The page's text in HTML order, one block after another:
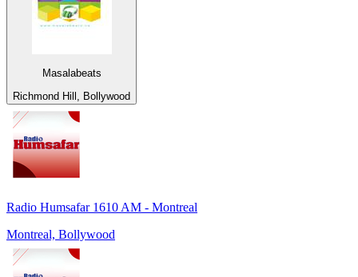
Masalabeats
Richmond Hill, Bollywood
Radio Humsafar 1610 AM - Montreal
Montreal, Bollywood